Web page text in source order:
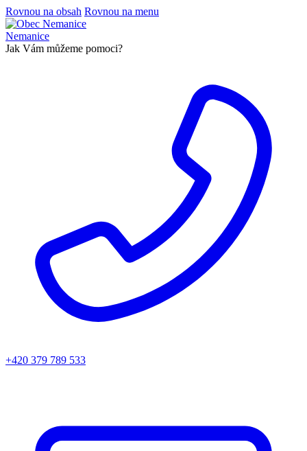
Rovnou na obsah Rovnou na menu
Nemanice
Jak Vám můžeme pomoci?
+420 379 789 533